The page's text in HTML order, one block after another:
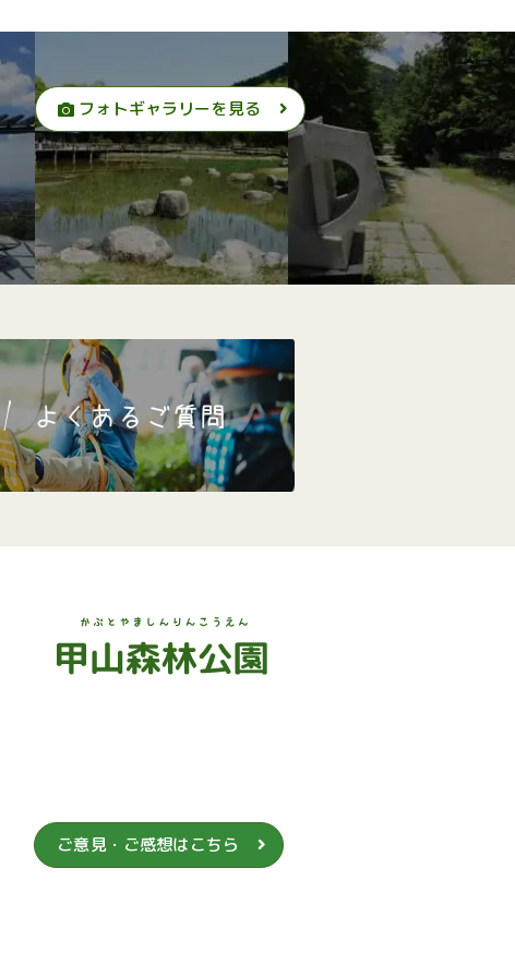
フォトギャラリーを見る
ご意見・ご感想はこちら